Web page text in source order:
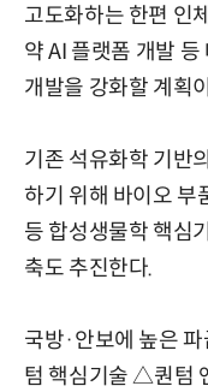
고도화하는 한편 인
약 AI 플랫폼 개발
개발을 강화할 계획
기존 석유화학 기반
하기 위해 바이오 부
등 합성생물학 핵심
축도 추진한다.
국방·안보에 높은
텀 핵심기술 △퀀텀